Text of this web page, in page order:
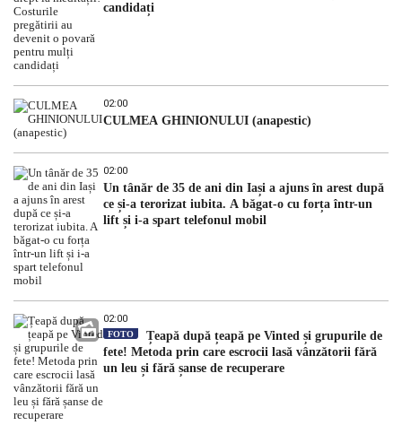
candidați
02:00
CULMEA GHINIONULUI (anapestic)
02:00
Un tânăr de 35 de ani din Iași a ajuns în arest după
ce și-a terorizat iubita. A băgat-o cu forța într-un
lift și i-a spart telefonul mobil
02:00
FOTO
Țeapă după țeapă pe Vinted și grupurile de
fete! Metoda prin care escrocii lasă vânzătorii fără
un leu și fără șanse de recuperare